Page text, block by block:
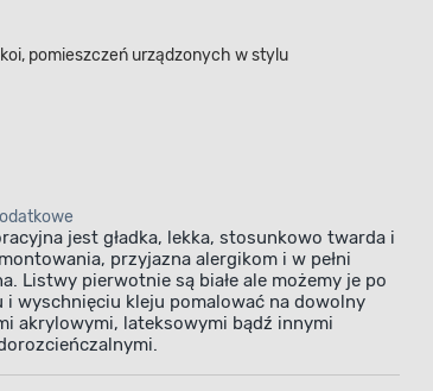
pomieszczeń urządzonych w stylu
jest gładka, lekka, stosunkowo twarda i
przyjazna alergikom i w pełni
Listwy pierwotnie są białe ale możemy je po
i wyschnięciu kleju pomalować na dowolny
akrylowymi, lateksowymi bądź innymi